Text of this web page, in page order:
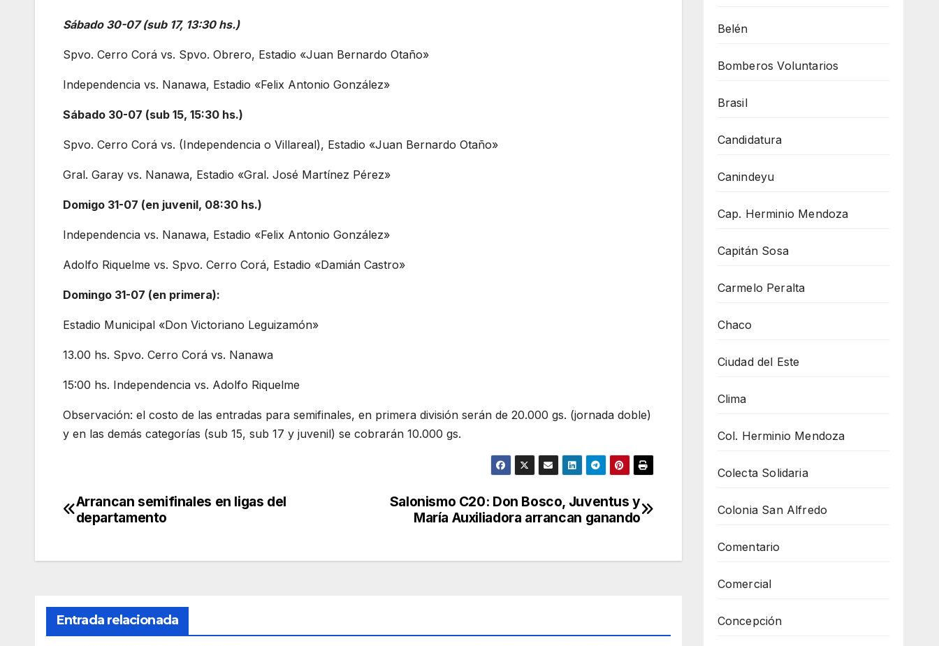
Sábado 30-07 (sub 17, 13:30 hs.)
Spvo. Cerro Corá vs. Spvo. Obrero, Estadio «Juan Bernardo Otaño»
Independencia vs. Nanawa, Estadio «Felix Antonio González»
Sábado 30-07 (sub 15, 15:30 hs.)
Spvo. Cerro Corá vs. (Independencia o Villareal), Estadio «Juan Bernardo Otaño»
Gral. Garay vs. Nanawa, Estadio «Gral. José Martínez Pérez»
Domigo 31-07 (en juvenil, 08:30 hs.)
Independencia vs. Nanawa, Estadio «Felix Antonio González»
Adolfo Riquelme vs. Spvo. Cerro Corá, Estadio «Damián Castro»
Domingo 31-07 (en primera):
Estadio Municipal «Don Victoriano Leguizamón»
13.00 hs. Spvo. Cerro Corá vs. Nanawa
15:00 hs. Independencia vs. Adolfo Riquelme
Observación: el costo de las entradas para semifinales, en primera división serán de 20.000 gs. (jornada doble)
y en las demás categorías (sub 15, sub 17 y juvenil) se cobrarán 10.000 gs.
Navegación
entradas
Salonismo C20: Don Bosco, Juventus y
María Auxiliadora arrancan ganando
Arrancan semifinales en ligas del
departamento
Entrada relacionada
Belén
Bomberos Voluntarios
Brasil
Candidatura
Canindeyu
Cap. Herminio Mendoza
Capitán Sosa
Carmelo Peralta
Chaco
Ciudad del Este
Clima
Col. Herminio Mendoza
Colecta Solidaria
Colonia San Alfredo
Comentario
Comercial
Concepción